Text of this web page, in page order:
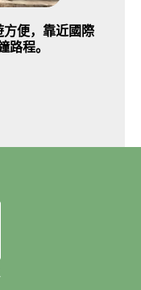
便，靠近國際
程。